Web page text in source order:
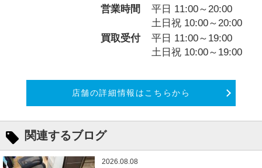
営業時間
平日 11:00～20:00
土日祝 10:00～20:00
買取受付
平日 11:00～19:00
土日祝 10:00～19:00
店舗の詳細情報はこちらから
関連するブログ
2026.08.08